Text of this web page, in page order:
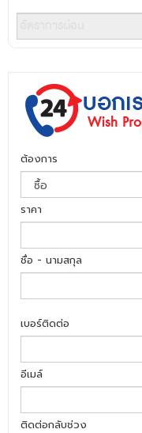
ต้องการ
ราคา
ชื่อ - นามสกุล
เบอร์ติดต่อ
อีเมล์
ติดต่อกลับช่วง